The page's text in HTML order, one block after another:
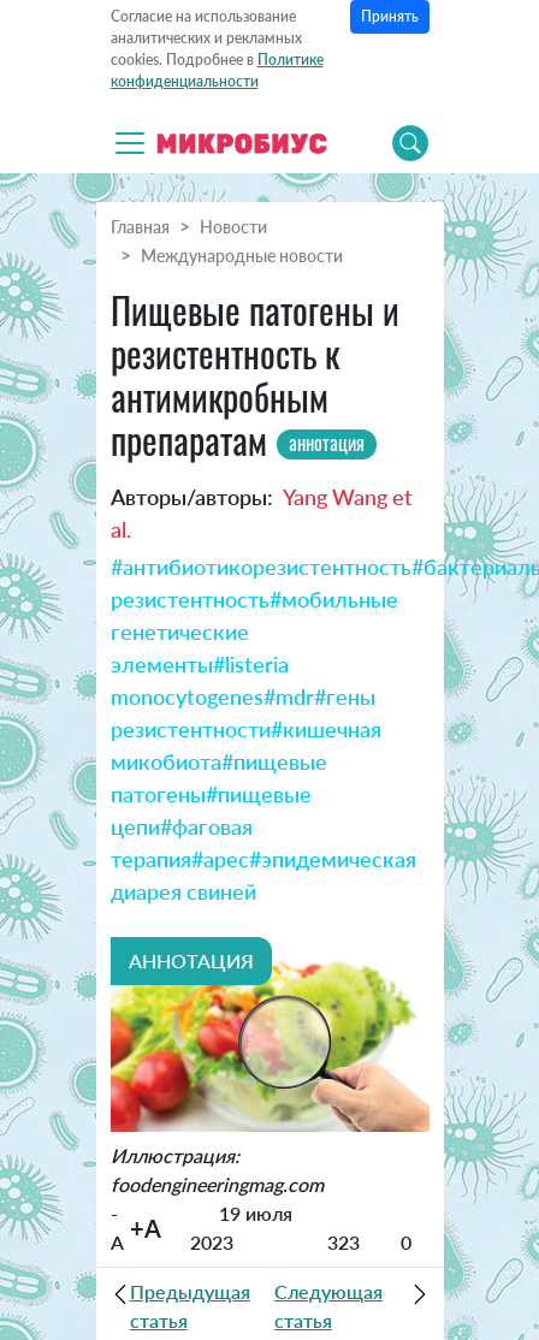
Согласие на использование
аналитических и рекламных
cookies. Подробнее в Политике
конфиденциальности
Принять
Главная
Новости
Международные новости
Пищевые патогены и
резистентность к
антимикробным
препаратам
аннотация
Авторы/авторы: Yang Wang et
al.
#антибиотикорезистентность
резистентность#мобильные
генетические
элементы#listeria
monocytogenes#mdr#гены
резистентности#кишечная
микобиота#пищевые
патогены#пищевые
цепи#фаговая
терапия#apec#эпидемическая
диарея свиней
АННОТАЦИЯ
Иллюстрация:
foodengineeringmag.com
-
A +A
19 июля
2023
323 0
Предыдущая
статья
Следующая
статья